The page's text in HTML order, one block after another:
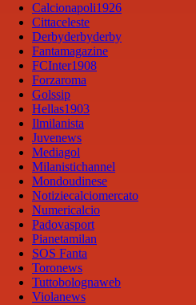
Calcionapoli1926
Cittaceleste
Derbyderbyderby
Fantamagazine
FCInter1908
Forzaroma
Golssip
Hellas1903
Ilmilanista
Juvenews
Mediagol
Milanistichannel
Mondoudinese
Notiziecalciomercato
Numericalcio
Padovasport
Pianetamilan
SOS Fanta
Toronews
Tuttobolognaweb
Violanews